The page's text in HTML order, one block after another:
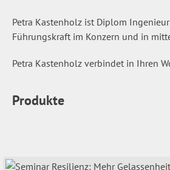
Petra Kastenholz ist Diplom
Führungskraft im Konzern und in
Petra Kastenholz verbindet in Ihren
Produkte